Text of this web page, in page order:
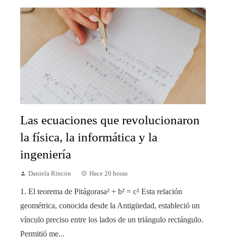
Las ecuaciones que revolucionaron
la física, la informática y la
ingeniería
Daniela Rincón Hace 20 horas
1. El teorema de Pitágorasa² + b² = c² Esta relación
geométrica, conocida desde la Antigüedad, estableció un
vínculo preciso entre los lados de un triángulo rectángulo.
Permitió me...